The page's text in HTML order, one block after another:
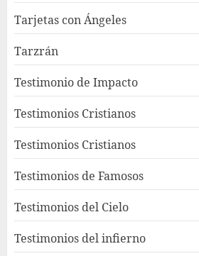
Tarjetas con Ángeles
Tarzrán
Testimonio de Impacto
Testimonios Cristianos
Testimonios Cristianos
Testimonios de Famosos
Testimonios del Cielo
Testimonios del infierno